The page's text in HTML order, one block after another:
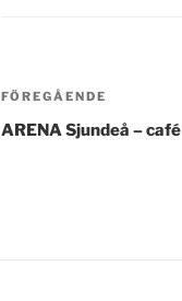
Post
navigation
Föregående
inlägg
FÖREGÅENDE
ARENA Sjundeå – café